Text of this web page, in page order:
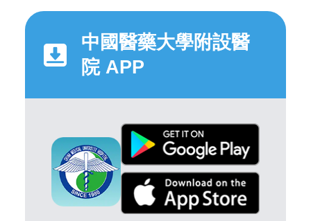
中國醫藥大學附設醫
院 APP